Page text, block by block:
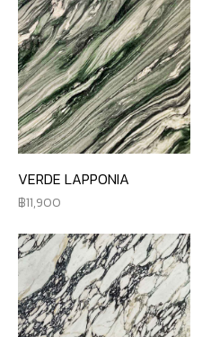
VERDE LAPPONIA
11,900